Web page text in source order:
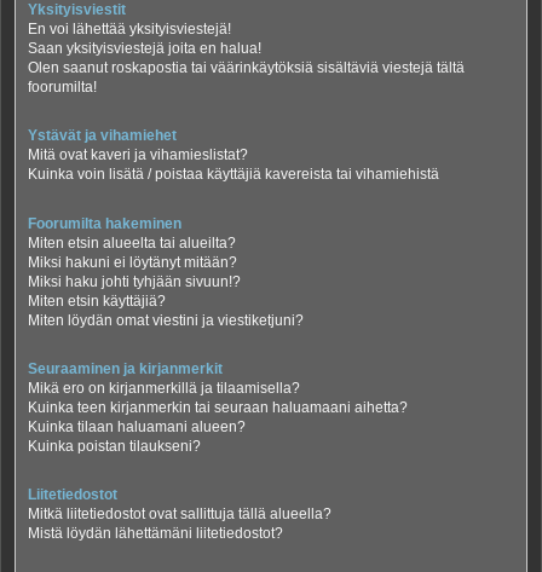
Yksityisviestit
En voi lähettää yksityisviestejä!
Saan yksityisviestejä joita en halua!
Olen saanut roskapostia tai väärinkäytöksiä sisältäviä viestejä tältä
foorumilta!
Ystävät ja vihamiehet
Mitä ovat kaveri ja vihamieslistat?
Kuinka voin lisätä / poistaa käyttäjiä kavereista tai vihamiehistä
Foorumilta hakeminen
Miten etsin alueelta tai alueilta?
Miksi hakuni ei löytänyt mitään?
Miksi haku johti tyhjään sivuun!?
Miten etsin käyttäjiä?
Miten löydän omat viestini ja viestiketjuni?
Seuraaminen ja kirjanmerkit
Mikä ero on kirjanmerkillä ja tilaamisella?
Kuinka teen kirjanmerkin tai seuraan haluamaani aihetta?
Kuinka tilaan haluamani alueen?
Kuinka poistan tilaukseni?
Liitetiedostot
Mitkä liitetiedostot ovat sallittuja tällä alueella?
Mistä löydän lähettämäni liitetiedostot?